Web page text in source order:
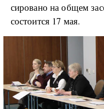
си­ро­ва­но на об­щем
со­сто­и­т­ся 17 мая.